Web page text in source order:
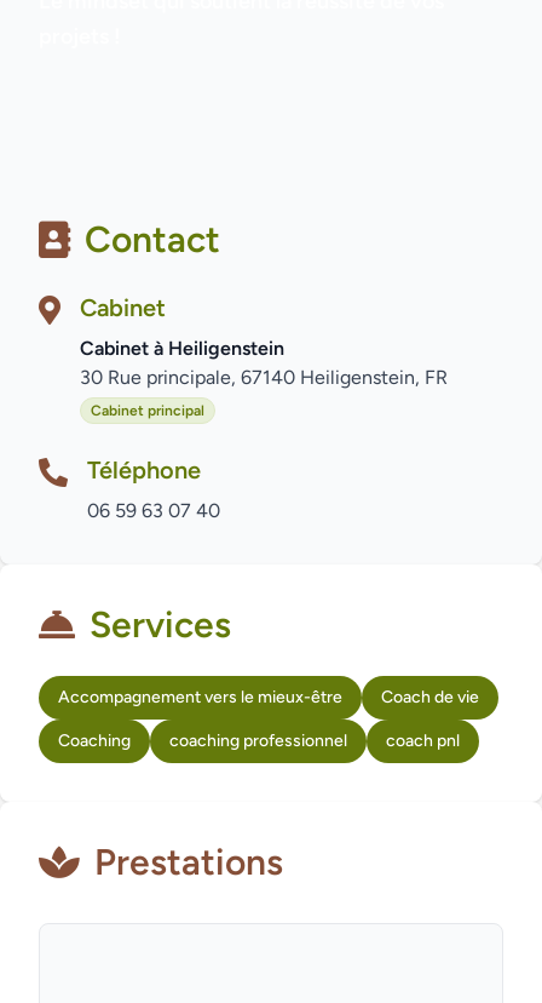
Contact
Cabinet
Cabinet à Heiligenstein
30 Rue principale, 67140 Heiligenstein, FR
Cabinet principal
Téléphone
06 59 63 07 40
Services
Accompagnement vers le mieux-être Coach de vie
Coaching coaching professionnel coach pnl
Prestations